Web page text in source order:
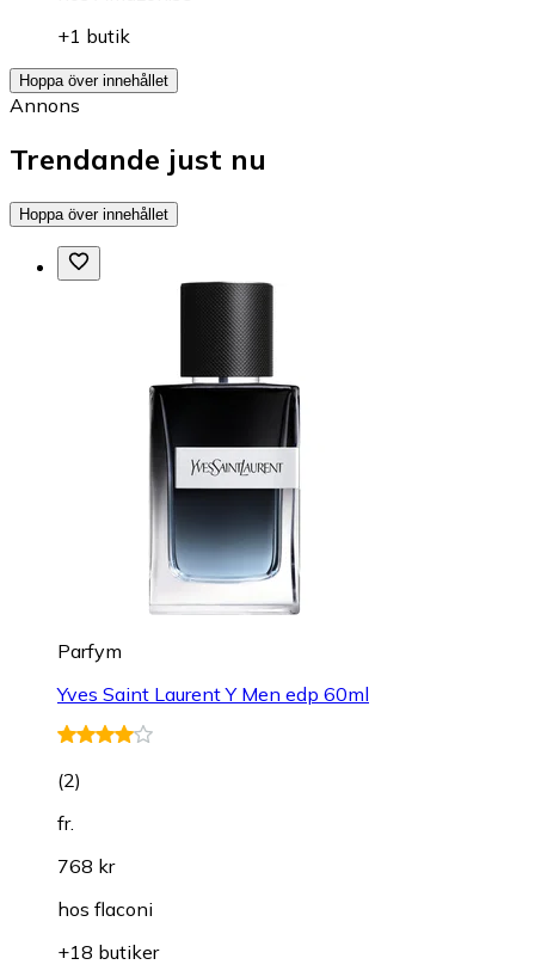
+1 butik
Hoppa över innehållet
Annons
Trendande just nu
Hoppa över innehållet
Parfym
Yves Saint Laurent Y Men edp 60ml
(2)
fr.
768 kr
hos flaconi
+18 butiker